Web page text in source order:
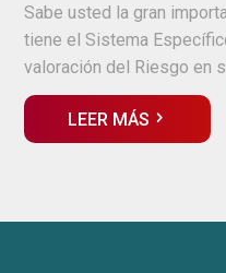
Sabe usted la gran
tiene el Sistema
valoración del Riesgo en
LEER MÁS